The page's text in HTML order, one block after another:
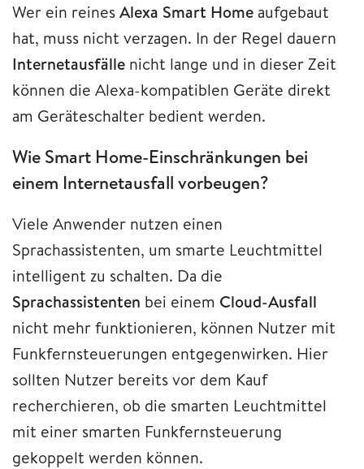
Wer ein reinesAlexa Smart Home aufgebaut
hat, muss nicht verzagen. In der Regel dauern
Internetausfälle nicht lange und in dieser Zeit
können die Alexa-kompatiblen Geräte direkt
am Geräteschalter bedient werden.
Wie Smart Home-Einschränkungen bei
einem Internetausfall vorbeugen?
Viele Anwender nutzen einen
Sprachassistenten, um smarte Leuchtmittel
intelligent zu schalten. Da die
Sprachassistenten bei einem Cloud-Ausfall
nicht mehr funktionieren, können Nutzer mit
Funkfernsteuerungen entgegenwirken. Hier
sollten Nutzer bereits vor dem Kauf
recherchieren, ob die smarten Leuchtmittel
mit einer smarten Funkfernsteuerung
gekoppelt werden können.